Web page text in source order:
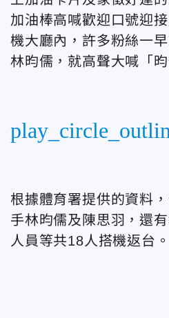
加油棒高喊歡迎口號迎
機大廳內，許多粉絲一
林昀儒，就高聲大喊「
根據體育署提供的資料
手林昀儒及陳思羽，還
人員等共18人搭機返台